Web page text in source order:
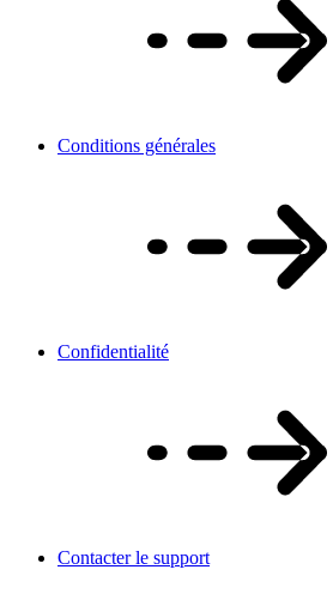
Conditions générales
Confidentialité
Contacter le support